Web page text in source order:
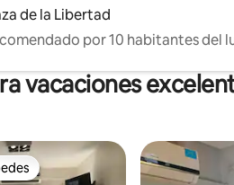
de la Libertad
por 10 habitantes del
vacaciones